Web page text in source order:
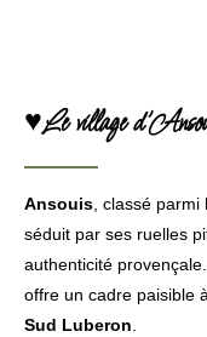
♥Le village
Ansouis, classé parmi
séduit par ses ruelles
authenticité
offre un cadre paisible
Sud Luberon.